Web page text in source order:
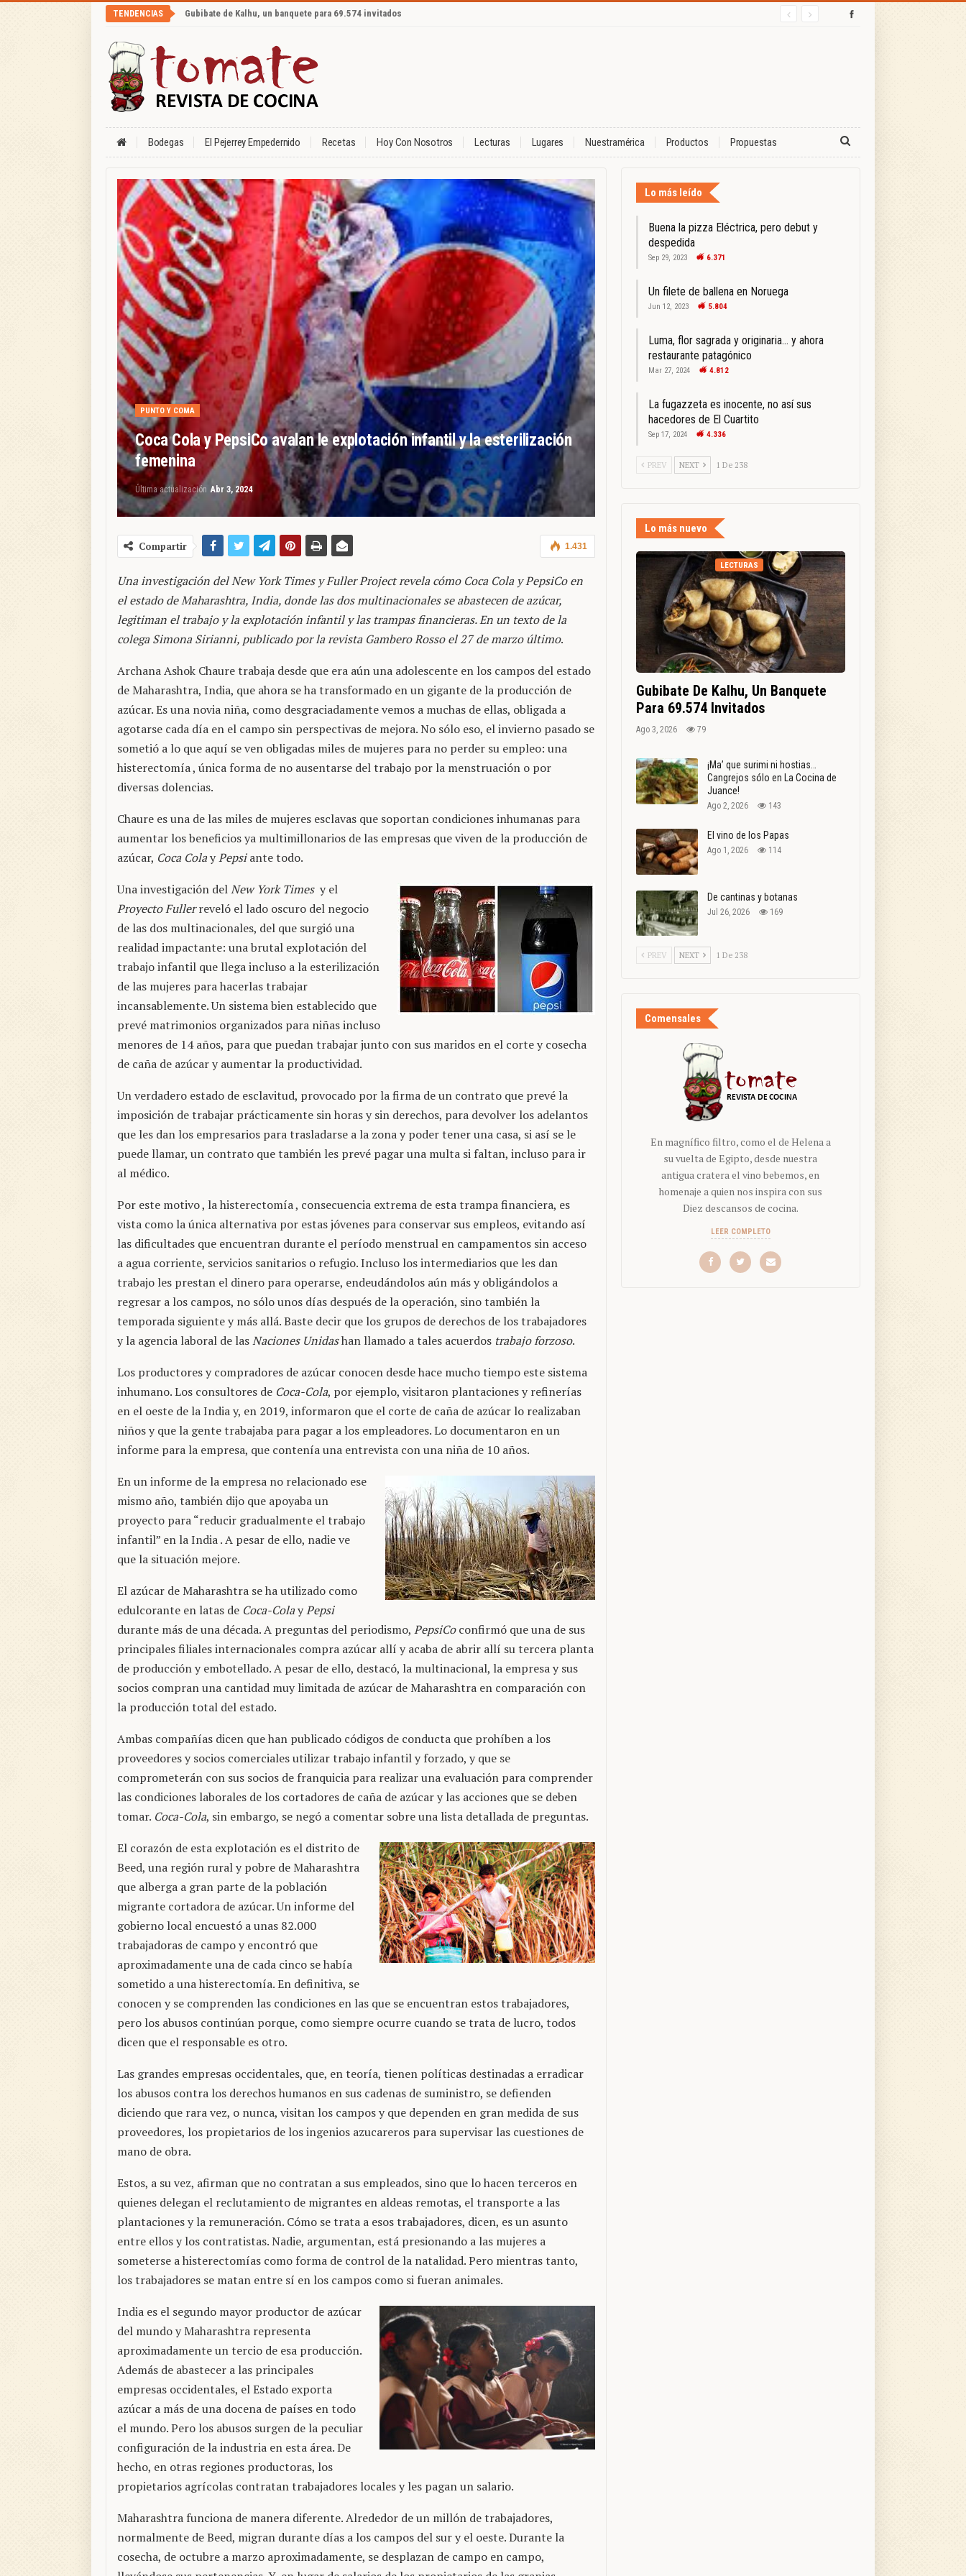
TENDENCIAS Gubibate de Kalhu, un banquete para 69.574 invitados
Bodegas El Pejerrey Empedernido Recetas Hoy Con Nosotros Lecturas Lugares Nuestramérica Productos Propuestas
PUNTO Y COMA
Coca Cola y PepsiCo avalan le explotación infantil y la esterilización
femenina
Última actualización Abr 3, 2024
1.431
Compartir
Una investigación del New York Times y Fuller Project revela cómo Coca Cola y PepsiCo en
el estado de Maharashtra, India, donde las dos multinacionales se abastecen de azúcar,
legitiman el trabajo y la explotación infantil y las trampas financieras. En un texto de la
colega Simona Sirianni, publicado por la revista Gambero Rosso el 27 de marzo último.
Archana Ashok Chaure trabaja desde que era aún una adolescente en los campos del estado
de Maharashtra, India, que ahora se ha transformado en un gigante de la producción de
azúcar. Es una novia niña, como desgraciadamente vemos a muchas de ellas, obligada a
agotarse cada día en el campo sin perspectivas de mejora. No sólo eso, el invierno pasado se
sometió a lo que aquí se ven obligadas miles de mujeres para no perder su empleo: una
histerectomía , única forma de no ausentarse del trabajo por la menstruación o por
diversas dolencias.
Chaure es una de las miles de mujeres esclavas que soportan condiciones inhumanas para
aumentar los beneficios ya multimillonarios de las empresas que viven de la producción de
azúcar, Coca ColayPepsiante todo.
Una investigación delNew York Timesy el
Proyecto Fullerreveló el lado oscuro del negocio
de las dos multinacionales, del que surgió una
realidad impactante: una brutal explotación del
trabajo infantil que llega incluso a la esterilización
de las mujeres para hacerlas trabajar
incansablemente. Un sistema bien establecido que
prevé matrimonios organizados para niñas incluso
menores de 14 años, para que puedan trabajar junto con sus maridos en el corte y cosecha
de caña de azúcar y aumentar la productividad.
Un verdadero estado de esclavitud, provocado por la firma de un contrato que prevé la
imposición de trabajar prácticamente sin horas y sin derechos, para devolver los adelantos
que les dan los empresarios para trasladarse a la zona y poder tener una casa, si así se le
puede llamar, un contrato que también les prevé pagar una multa si faltan, incluso para ir
al médico.
Por este motivo , la histerectomía , consecuencia extrema de esta trampa financiera, es
vista como la única alternativa por estas jóvenes para conservar sus empleos, evitando así
las dificultades que encuentran durante el período menstrual en campamentos sin acceso
a agua corriente, servicios sanitarios o refugio. Incluso los intermediarios que les dan
trabajo les prestan el dinero para operarse, endeudándolos aún más y obligándolos a
regresar a los campos, no sólo unos días después de la operación, sino también la
temporada siguiente y más allá. Baste decir que los grupos de derechos de los trabajadores
y la agencia laboral de lasNaciones Unidashan llamado a tales acuerdos trabajo forzoso.
Los productores y compradores de azúcar conocen desde hace mucho tiempo este sistema
inhumano. Los consultores de Coca-Cola, por ejemplo, visitaron plantaciones y refinerías
en el oeste de la India y, en 2019, informaron que el corte de caña de azúcar lo realizaban
niños y que la gente trabajaba para pagar a los empleadores. Lo documentaron en un
informe para la empresa, que contenía una entrevista con una niña de 10 años.
En un informe de la empresa no relacionado ese
mismo año, también dijo que apoyaba un
proyecto para “reducir gradualmente el trabajo
infantil” en la India . A pesar de ello, nadie ve
que la situación mejore.
El azúcar de Maharashtra se ha utilizado como
edulcorante en latas de Coca-ColayPepsi
durante más de una década. A preguntas del periodismo, PepsiCoconfirmó que una de sus
principales filiales internacionales compra azúcar allí y acaba de abrir allí su tercera planta
de producción y embotellado. A pesar de ello, destacó, la multinacional, la empresa y sus
socios compran una cantidad muy limitada de azúcar de Maharashtra en comparación con
la producción total del estado.
Ambas compañías dicen que han publicado códigos de conducta que prohíben a los
proveedores y socios comerciales utilizar trabajo infantil y forzado, y que se
comprometerán con sus socios de franquicia para realizar una evaluación para comprender
las condiciones laborales de los cortadores de caña de azúcar y las acciones que se deben
tomar. Coca-Cola, sin embargo, se negó a comentar sobre una lista detallada de preguntas.
El corazón de esta explotación es el distrito de
Beed, una región rural y pobre de Maharashtra
que alberga a gran parte de la población
migrante cortadora de azúcar. Un informe del
gobierno local encuestó a unas 82.000
trabajadoras de campo y encontró que
aproximadamente una de cada cinco se había
sometido a una histerectomía. En definitiva, se
conocen y se comprenden las condiciones en las que se encuentran estos trabajadores,
pero los abusos continúan porque, como siempre ocurre cuando se trata de lucro, todos
dicen que el responsable es otro.
Las grandes empresas occidentales, que, en teoría, tienen políticas destinadas a erradicar
los abusos contra los derechos humanos en sus cadenas de suministro, se defienden
diciendo que rara vez, o nunca, visitan los campos y que dependen en gran medida de sus
proveedores, los propietarios de los ingenios azucareros para supervisar las cuestiones de
mano de obra.
Estos, a su vez, afirman que no contratan a sus empleados, sino que lo hacen terceros en
quienes delegan el reclutamiento de migrantes en aldeas remotas, el transporte a las
plantaciones y la remuneración. Cómo se trata a esos trabajadores, dicen, es un asunto
entre ellos y los contratistas. Nadie, argumentan, está presionando a las mujeres a
someterse a histerectomías como forma de control de la natalidad. Pero mientras tanto,
los trabajadores se matan entre sí en los campos como si fueran animales.
India es el segundo mayor productor de azúcar
del mundo y Maharashtra representa
aproximadamente un tercio de esa producción.
Además de abastecer a las principales
empresas occidentales, el Estado exporta
azúcar a más de una docena de países en todo
el mundo. Pero los abusos surgen de la peculiar
configuración de la industria en esta área. De
hecho, en otras regiones productoras, los
propietarios agrícolas contratan trabajadores locales y les pagan un salario.
Maharashtra funciona de manera diferente. Alrededor de un millón de trabajadores,
normalmente de Beed, migran durante días a los campos del sur y el oeste. Durante la
cosecha, de octubre a marzo aproximadamente, se desplazan de campo en campo,
Lo más leído
Buena la pizza Eléctrica, pero debut y
despedida
Sep 29, 2023 6.371
Un filete de ballena en Noruega
Jun 12, 2023 5.804
Luma, flor sagrada y originaria… y ahora
restaurante patagónico
Mar 27, 2024 4.812
La fugazzeta es inocente, no así sus
hacedores de El Cuartito
Sep 17, 2024 4.336
PREV NEXT 1 De 238
Lo más nuevo
LECTURAS
Gubibate De Kalhu, Un Banquete
Para 69.574 Invitados
Ago 3, 2026 79
¡Ma’ que surimi ni hostias…
Cangrejos sólo en La Cocina de
Juance!
Ago 2, 2026 143
El vino de los Papas
Ago 1, 2026 114
De cantinas y botanas
Jul 26, 2026 169
PREV NEXT 1 De 238
Comensales
En magnífico filtro, como el de Helena a
su vuelta de Egipto, desde nuestra
antigua cratera el vino bebemos, en
homenaje a quien nos inspira con sus
Diez descansos de cocina.
LEER COMPLETO